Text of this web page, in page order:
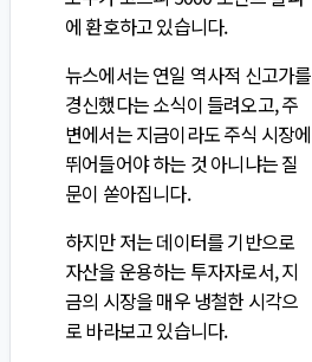
에 환호하고 있습니다.
뉴스에서는 연일 역사적 신고가를
경신했다는 소식이 들려오고, 주
변에서는 지금이라도 주식 시장에
뛰어들어야 하는 것 아니냐는 질
문이 쏟아집니다.
하지만 저는 데이터를 기반으로
자산을 운용하는 투자자로서, 지
금의 시장을 매우 냉철한 시각으
로 바라보고 있습니다.